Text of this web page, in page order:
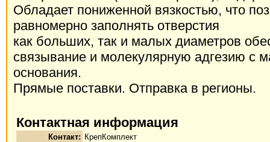
Обладает пониженной вязкостью, что
равномерно заполнять отверстия
как больших, так и малых диаметров
связывание и молекулярную адгезию с
основания.
Прямые поставки. Отправка в регионы.
Контактная информация
Контакт: КрепКомплект